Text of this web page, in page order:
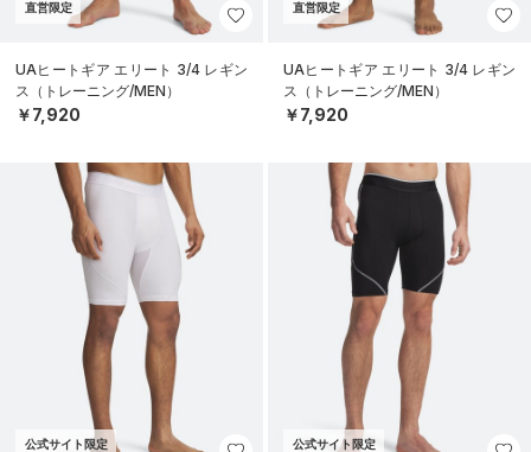
直営限定
UAヒートギア エリート 3/4 レギン
ス（トレーニング/MEN）
￥7,920
直営限定
UAヒートギア エリート 3/4 レギン
ス（トレーニング/MEN）
￥7,920
公式サイト限定 公式サイト限定